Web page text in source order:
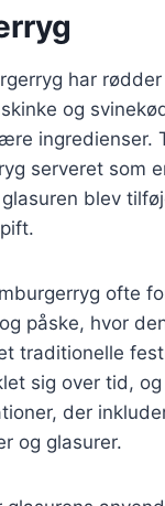
har
og
ingredienser.
serveret som
blev
ofte
påske, hvor
traditionelle
sig over tid,
der
og glasurer.